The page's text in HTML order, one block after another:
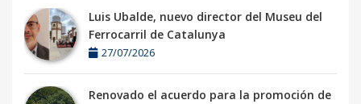
Luis Ubalde, nuevo director del Museu del
Ferrocarril de Catalunya
27/07/2026
Renovado el acuerdo para la promoción de